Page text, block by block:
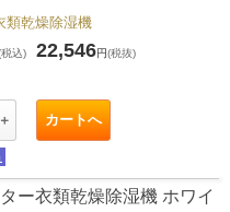
類乾燥除湿機
込) 22,546円(税抜)
＋ カートへ
ー衣類乾燥除湿機 ホワイ